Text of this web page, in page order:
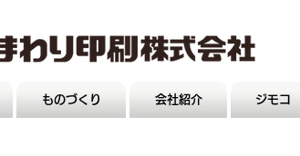
ものづくり 会社紹介 ジモコ